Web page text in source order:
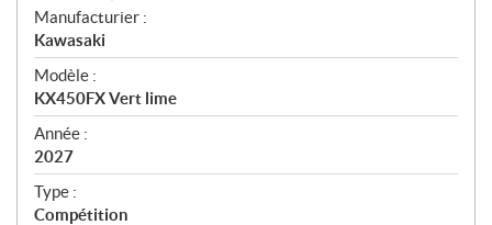
S
p
é
c
i
f
i
c
a
Manufacturier :
Kawasaki
Modèle :
KX450FX Vert lime
Année :
2027
Type :
Compétition